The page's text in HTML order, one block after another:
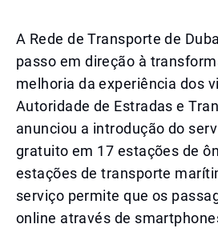
A Rede de Transporte de
passo em direção à
melhoria da experiência dos
Autoridade de Estradas e
anunciou a introdução do
gratuito em 17 estações de
estações de transporte
serviço permite que os
online através de